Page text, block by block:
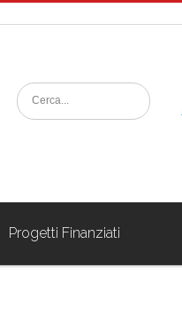
Progetti Finanziati